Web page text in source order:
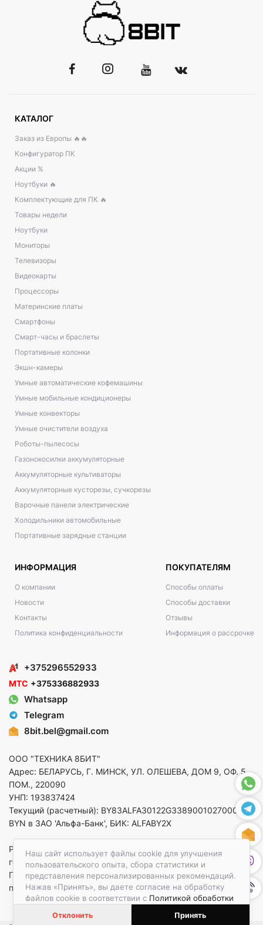
Наш сайт использует файлы cookie для улучшения
пользовательского опыта, сбора статистики и
представления персонализированных рекомендаций.
Нажав «Принять», вы даете согласие на обработку
файлов cookie в соответствии с Политикой обработки
Отклонить Принять
КАТАЛОГ
Заказ из Европы 🔥🔥
Конфигуратор ПК
Акции %
Ноутбуки 🔥
Комплектующие для ПК 🔥
Товары недели
Ноутбуки
Мониторы
Телевизоры
Видеокарты
Процессоры
Материнские платы
Смартфоны
Смарт-часы и браслеты
Портативные колонки
Экшн-камеры
Умные автоматические кофемашины
Умные мобильные кондиционеры
Умные конвекторы
Умные очистители воздуха
Роботы-пылесосы
Газонокосилки аккумуляторные
Аккумуляторные культиваторы
Аккумуляторные кусторезы, сучкорезы
Варочные панели электрические
Холодильники автомобильные
Портативные зарядные станции
ИНФОРМАЦИЯ
О компании
Новости
Контакты
Политика конфиденциальности
ПОКУПАТЕЛЯМ
Способы оплаты
Способы доставки
Отзывы
Информация о рассрочке
+375296552933
МТС +375336882933
Whatsapp
Telegram
8bit.bel@gmail.com
ООО "ТЕХНИКА 8БИТ"
Адрес: БЕЛАРУСЬ, Г. МИНСК, УЛ. ОЛЕШЕВА, ДОМ 9, ОФ. 5,
ПОМ., 220090
УНП: 193837424
Текущий (расчетный): BY83ALFA30122G33890010270000 в
BYN в ЗАО 'Альфа-Банк', БИК: ALFABY2X
Регистрация в торговом реестре от 14.08.2025 Минский
горисполком
По вопросам защиты прав потребителей
приемная:+375173783412